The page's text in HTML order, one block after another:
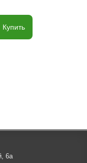
Купить
6а